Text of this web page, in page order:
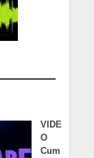
VIDE
O
Cum